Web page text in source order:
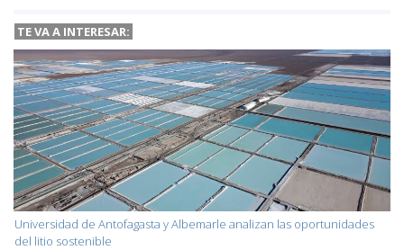
TE VA A INTERESAR:
Universidad de Antofagasta y Albemarle analizan las oportunidades
del litio sostenible